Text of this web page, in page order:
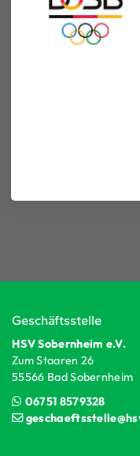
Geschäftsstelle
HSV Sobernheim e.V.
Zum Staaren 26
55566 Bad Sobernheim
06751 8579328